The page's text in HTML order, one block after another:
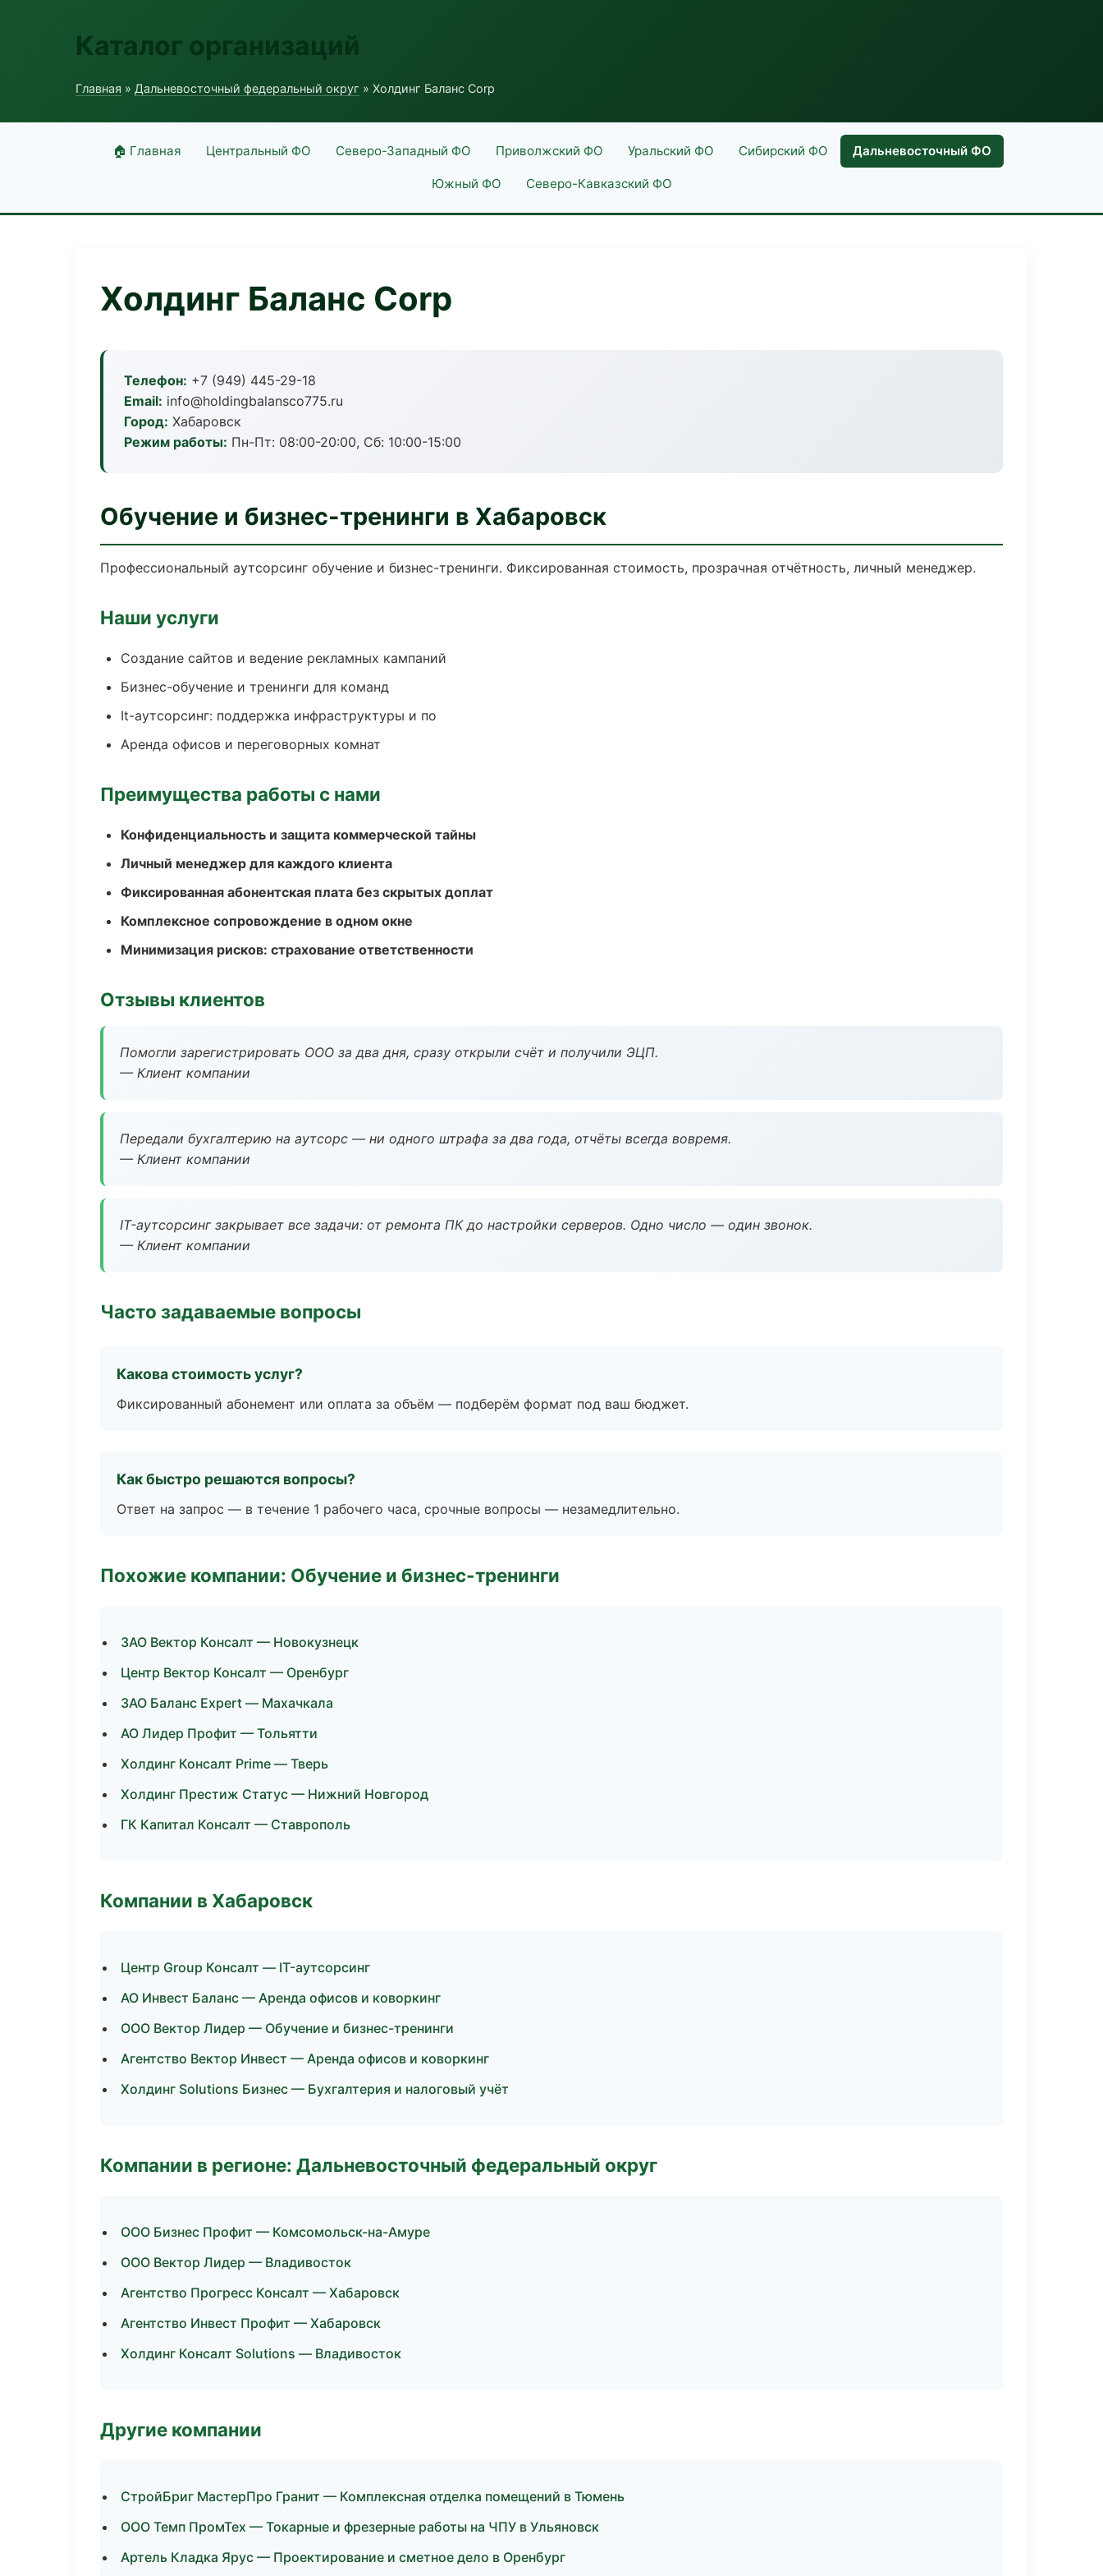
Каталог организаций
Главная » Дальневосточный федеральный округ » Холдинг Баланс Corp
🏠 Главная Центральный ФО Северо-Западный ФО Приволжский ФО Уральский ФО Сибирский ФО Дальневосточный ФО
Южный ФО Северо-Кавказский ФО
Холдинг Баланс Corp
Телефон: +7 (949) 445-29-18
Email: info@holdingbalansco775.ru
Город: Хабаровск
Режим работы: Пн-Пт: 08:00-20:00, Сб: 10:00-15:00
Обучение и бизнес-тренинги в Хабаровск
Профессиональный аутсорсинг обучение и бизнес-тренинги. Фиксированная стоимость, прозрачная отчётность, личный менеджер.
Наши услуги
Создание сайтов и ведение рекламных кампаний
Бизнес-обучение и тренинги для команд
It-аутсорсинг: поддержка инфраструктуры и по
Аренда офисов и переговорных комнат
Преимущества работы с нами
Конфиденциальность и защита коммерческой тайны
Личный менеджер для каждого клиента
Фиксированная абонентская плата без скрытых доплат
Комплексное сопровождение в одном окне
Минимизация рисков: страхование ответственности
Отзывы клиентов
Помогли зарегистрировать ООО за два дня, сразу открыли счёт и получили ЭЦП.
— Клиент компании
Передали бухгалтерию на аутсорс — ни одного штрафа за два года, отчёты всегда вовремя.
— Клиент компании
IT-аутсорсинг закрывает все задачи: от ремонта ПК до настройки серверов. Одно число — один звонок.
— Клиент компании
Часто задаваемые вопросы
Какова стоимость услуг?
Фиксированный абонемент или оплата за объём — подберём формат под ваш бюджет.
Как быстро решаются вопросы?
Ответ на запрос — в течение 1 рабочего часа, срочные вопросы — незамедлительно.
Похожие компании: Обучение и бизнес-тренинги
ЗАО Вектор Консалт — Новокузнецк
Центр Вектор Консалт — Оренбург
ЗАО Баланс Expert — Махачкала
АО Лидер Профит — Тольятти
Холдинг Консалт Prime — Тверь
Холдинг Престиж Статус — Нижний Новгород
ГК Капитал Консалт — Ставрополь
Компании в Хабаровск
Центр Group Консалт — IT-аутсорсинг
АО Инвест Баланс — Аренда офисов и коворкинг
ООО Вектор Лидер — Обучение и бизнес-тренинги
Агентство Вектор Инвест — Аренда офисов и коворкинг
Холдинг Solutions Бизнес — Бухгалтерия и налоговый учёт
Компании в регионе: Дальневосточный федеральный округ
ООО Бизнес Профит — Комсомольск-на-Амуре
ООО Вектор Лидер — Владивосток
Агентство Прогресс Консалт — Хабаровск
Агентство Инвест Профит — Хабаровск
Холдинг Консалт Solutions — Владивосток
Другие компании
СтройБриг МастерПро Гранит — Комплексная отделка помещений в Тюмень
ООО Темп ПромТех — Токарные и фрезерные работы на ЧПУ в Ульяновск
Артель Кладка Ярус — Проектирование и сметное дело в Оренбург